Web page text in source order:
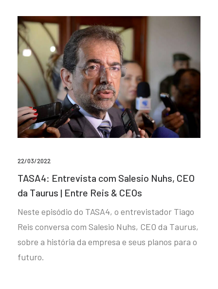
22/03/2022
TASA4: Entrevista com Salesio Nuhs, CEO
da Taurus | Entre Reis & CEOs
Neste episódio do TASA4, o entrevistador Tiago
Reis conversa com Salesio Nuhs, CEO da Taurus,
sobre a história da empresa e seus planos para o
futuro.